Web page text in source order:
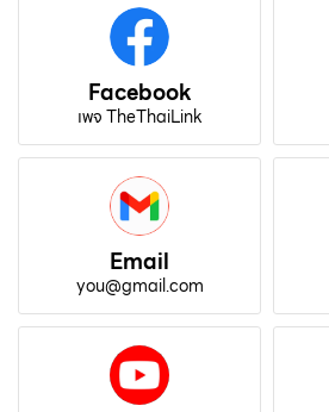
Facebook
เพจ TheThaiLink
Email
you@gmail.com